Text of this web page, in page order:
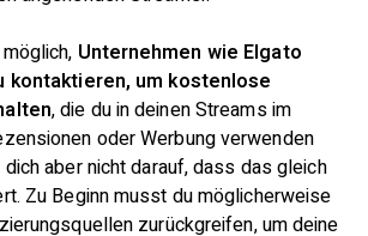
Unternehmen wie Elgato
kontaktieren, um kostenlose
, die du in deinen Streams im
oder Werbung verwenden
aber nicht darauf, dass das gleich
Zu Beginn musst du möglicherweise
zurückgreifen, um deine